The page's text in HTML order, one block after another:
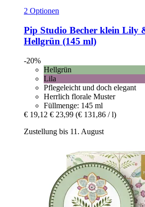
2 Optionen
Pip Studio Becher klein Lily
Hellgrün (145 ml)
-20%
Hellgrün
Lila
Pflegeleicht und doch elegant
Herrlich florale Muster
Füllmenge: 145 ml
€ 19,12 € 23,99 (€ 131,86 / l)
Zustellung bis 11. August